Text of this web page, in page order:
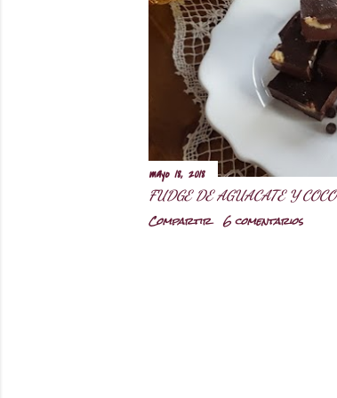
s
mayo 18, 2018
FUDGE DE AGUACATE Y COCO
Compartir 6 comentarios